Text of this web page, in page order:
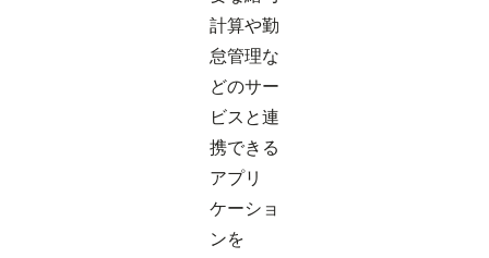
計算や勤
怠管理な
どのサー
ビスと連
携できる
アプリ
ケーショ
ンを